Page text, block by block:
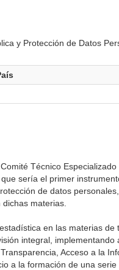
y Protección de Datos
Técnico
sería el primer
de datos
materias.
en las materias
integral,
Acceso a la
a la formación de una